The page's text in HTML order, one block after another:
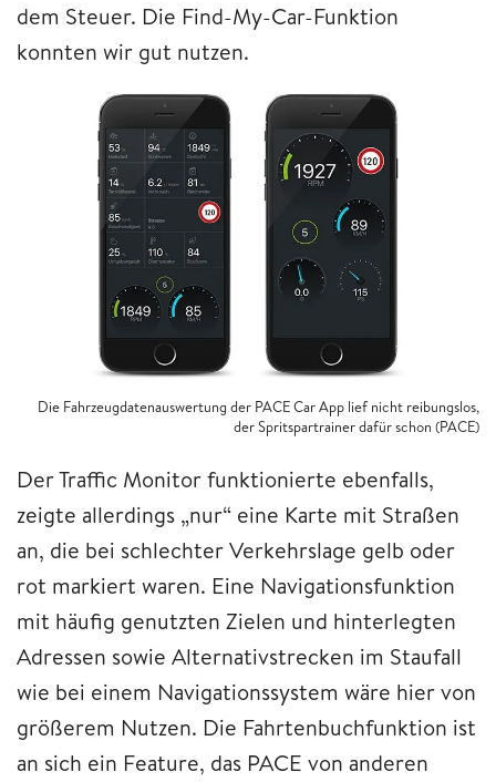
dem Steuer. Die Find-My-Car-Funktion
konnten wir gut nutzen.
Die Fahrzeugdatenauswertung der PACE Car App lief nicht reibungslos,
der Spritspartrainer dafür schon (PACE)
Der Traffic Monitor funktionierte ebenfalls,
zeigte allerdings „nur“ eine Karte mit Straßen
an, die bei schlechter Verkehrslage gelb oder
rot markiert waren. Eine Navigationsfunktion
mit häufig genutzten Zielen und hinterlegten
Adressen sowie Alternativstrecken im Staufall
wie bei einem Navigationssystem wäre hier von
größerem Nutzen. Die Fahrtenbuchfunktion ist
an sich ein Feature, das PACE von anderen